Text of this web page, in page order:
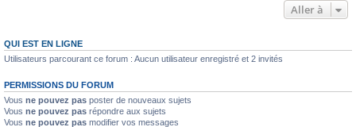
Aller à
QUI EST EN LIGNE
Utilisateurs parcourant ce forum : Aucun utilisateur enregistré et 2 invités
PERMISSIONS DU FORUM
Vous ne pouvez pas poster de nouveaux sujets
Vous ne pouvez pas répondre aux sujets
Vous ne pouvez pas modifier vos messages